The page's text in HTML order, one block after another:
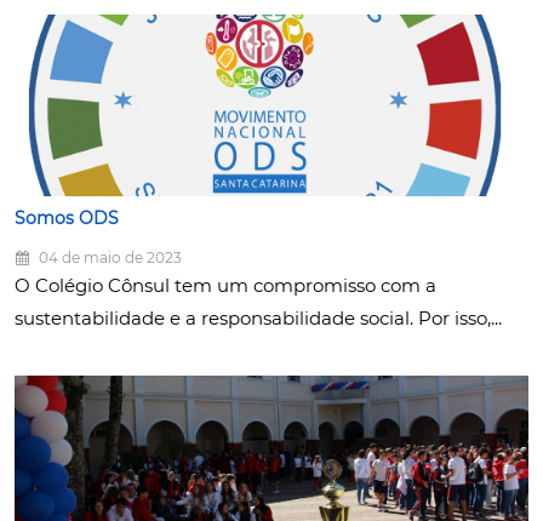
Somos ODS
04 de maio de 2023
O Colégio Cônsul tem um compromisso com a
sustentabilidade e a responsabilidade social. Por isso,...